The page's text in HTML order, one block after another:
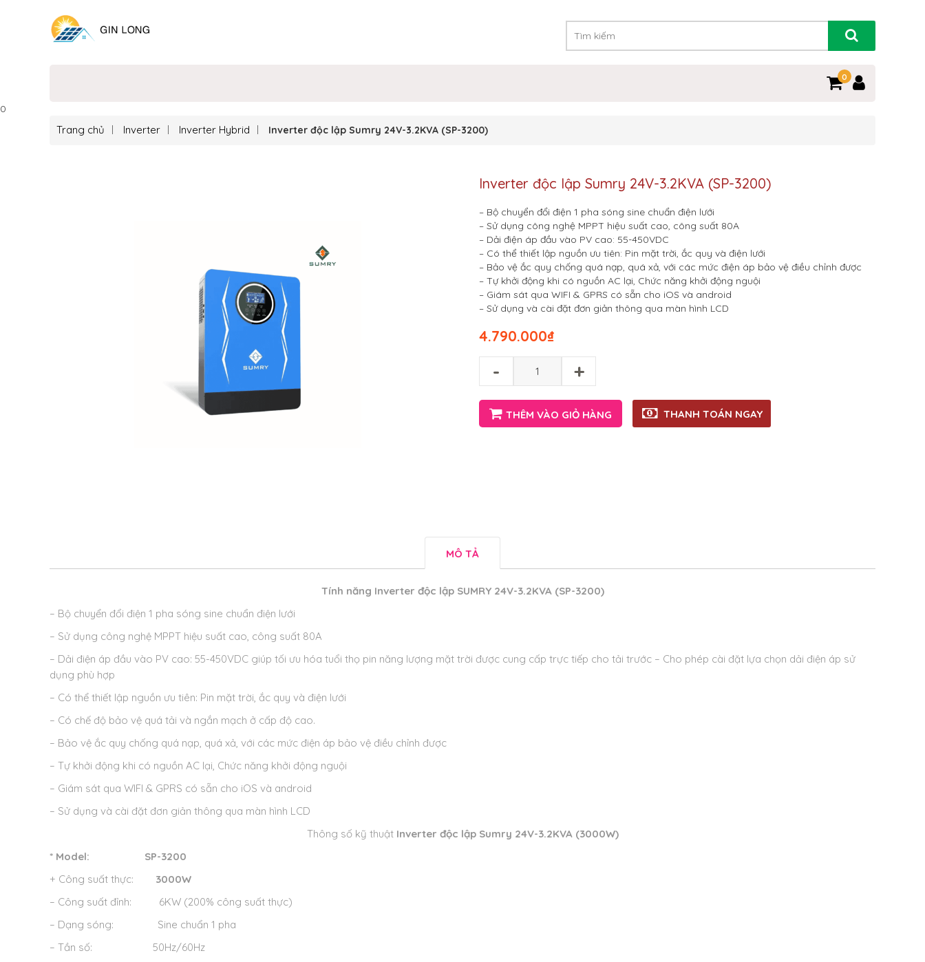
0
0
Trang chủ Inverter Inverter Hybrid Inverter độc lập Sumry 24V-3.2KVA (SP-3200)
Inverter độc lập Sumry 24V-3.2KVA (SP-3200)
– Bộ chuyển đổi điện 1 pha sóng sine chuẩn điện lưới
– Sử dụng công nghệ MPPT hiệu suất cao, công suất 80A
– Dải điện áp đầu vào PV cao: 55-450VDC
– Có thể thiết lập nguồn ưu tiên: Pin mặt trời, ắc quy và điện lưới
– Bảo vệ ắc quy chống quá nạp, quá xả, với các mức điện áp bảo vệ điều chỉnh được
– Tự khởi động khi có nguồn AC lại, Chức năng khởi động nguội
– Giám sát qua WIFI & GPRS có sẵn cho iOS và android
– Sử dụng và cài đặt đơn giản thông qua màn hình LCD
₫
4.790.000
- +
THÊM VÀO GIỎ HÀNG THANH TOÁN NGAY
MÔ TẢ
Tính năng Inverter độc lập SUMRY 24V-3.2KVA (SP-3200)
– Bộ chuyển đổi điện 1 pha sóng sine chuẩn điện lưới
– Sử dụng công nghệ MPPT hiệu suất cao, công suất 80A
– Dải điện áp đầu vào PV cao: 55-450VDC giúp tối ưu hóa tuổi thọ pin năng lượng mặt trời được cung cấp trực tiếp cho tải trước – Cho phép cài đặt lựa chọn dải điện áp sử
dụng phù hợp
– Có thể thiết lập nguồn ưu tiên: Pin mặt trời, ắc quy và điện lưới
– Có chế độ bảo vệ quá tải và ngắn mạch ở cấp độ cao.
– Bảo vệ ắc quy chống quá nạp, quá xả, với các mức điện áp bảo vệ điều chỉnh được
– Tự khởi động khi có nguồn AC lại, Chức năng khởi động nguội
– Giám sát qua WIFI & GPRS có sẵn cho iOS và android
– Sử dụng và cài đặt đơn giản thông qua màn hình LCD
Thông số kỹ thuật Inverter độc lập Sumry 24V-3.2KVA (3000W)
* Model:
SP-3200
+ Công suất thực: 3000W
– Công suất đỉnh: 6KW (200% công suất thực)
– Dạng sóng: Sine chuẩn 1 pha
– Tần số: 50Hz/60Hz